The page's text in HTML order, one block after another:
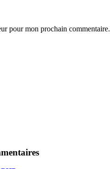
pour mon prochain commentaire.